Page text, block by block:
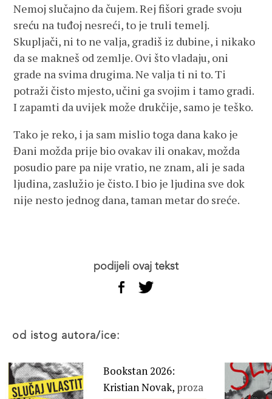
Nemoj slučajno da čujem. Rej fišori grade svoju
sreću na tuđoj nesreći, to je truli temelj.
Skupljači, ni to ne valja, gradiš iz dubine, i nikako
da se makneš od zemlje. Ovi što vladaju, oni
grade na svima drugima. Ne valja ti ni to. Ti
potraži čisto mjesto, učini ga svojim i tamo gradi.
I zapamti da uvijek može drukčije, samo je teško.
Tako je reko, i ja sam mislio toga dana kako je
Đani možda prije bio ovakav ili onakav, možda
posudio pare pa nije vratio, ne znam, ali je sada
ljudina, zaslužio je čisto. I bio je ljudina sve dok
nije nesto jednog dana, taman metar do sreće.
podijeli ovaj tekst
od istog autora/ice:
Bookstan 2026:
Kristian Novak, proza